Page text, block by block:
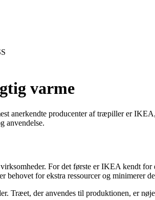
varme
anerkendte producenter af træpiller er
anvendelse.
For det første er IKEA kendt for
for ekstra ressourcer og minimerer
Træet, der anvendes til produktionen, er